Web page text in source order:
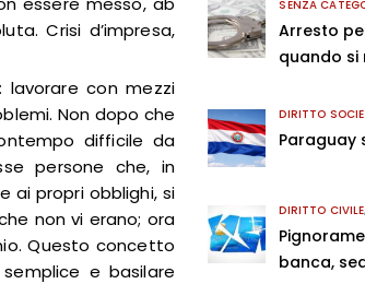
Crisi d’impresa,
lavorare con mezzi
Non dopo che
difficile da
persone che, in
ai propri obblighi, si
non vi erano; ora
Questo concetto
e basilare
SENZA
Arresto
quando si
DIRITTO
Paraguay
DIRITTO CIVILE,
banca,